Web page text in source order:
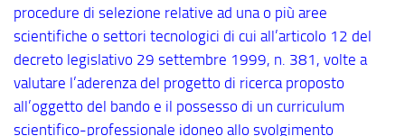
procedure di selezione relative ad una o più aree
scientifiche o settori tecnologici di cui all’articolo 12 del
decreto legislativo 29 settembre 1999, n. 381, volte a
valutare l’aderenza del progetto di ricerca proposto
all’oggetto del bando e il possesso di un curriculum
scientifico-professionale idoneo allo svolgimento